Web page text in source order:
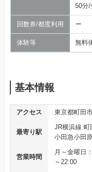
50分/
回数券/都度利用 ー
体験等 無料
基本情報
アクセス 東京都町田
最寄り駅
JR横浜線 町
小田急小田
営業時間
月～金曜日
～22:00